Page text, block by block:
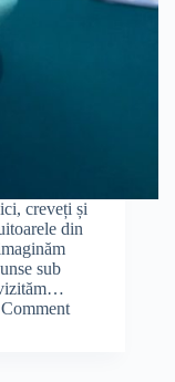
creveți și
din
sub
vizităm…